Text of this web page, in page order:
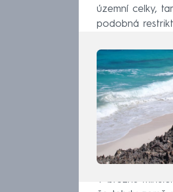
územní celky,
podobná
V březnu